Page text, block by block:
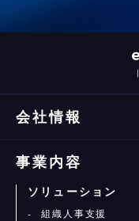
会社情報
事業内容
ソリューション
組織人事支援